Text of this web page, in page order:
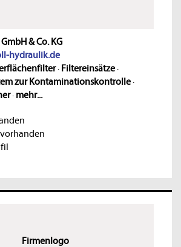
& Co. KG
hydraulik.de
· Filtereinsätze·
zur Kontaminationskontrolle·
· mehr...
Firmenlogo